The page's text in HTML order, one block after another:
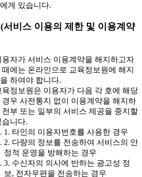
게 있습니다.
서비스 이용의 제한 및 이용계약
자가 서비스 이용계약을 해지하고자
때에는 온라인으로 교육정보원에 해지
하여야 합니다.
정보원은 이용자가 다음 각 호에 해당
경우 사전통지 없이 이용계약을 해지하
전부 또는 일부의 서비스 제공을 중지할
습니다.
1. 타인의 이용자번호를 사용한 경우
2. 다량의 정보를 전송하여 서비스의 안
정적 운영을 방해하는 경우
3. 수신자의 의사에 반하는 광고성 정
보, 전자우편을 전송하는 경우